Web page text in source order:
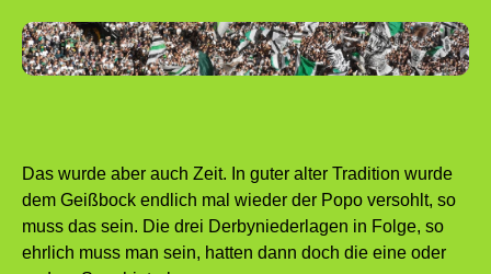
Das wurde aber auch Zeit. In guter alter Tradition wurde
dem Geißbock endlich mal wieder der Popo versohlt, so
muss das sein. Die drei Derbyniederlagen in Folge, so
ehrlich muss man sein, hatten dann doch die eine oder